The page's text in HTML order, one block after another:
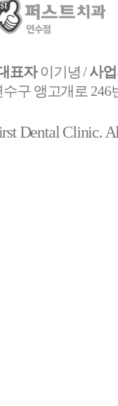
표자이기녕 /사
구 앵고개로 246
Dental Clinic.